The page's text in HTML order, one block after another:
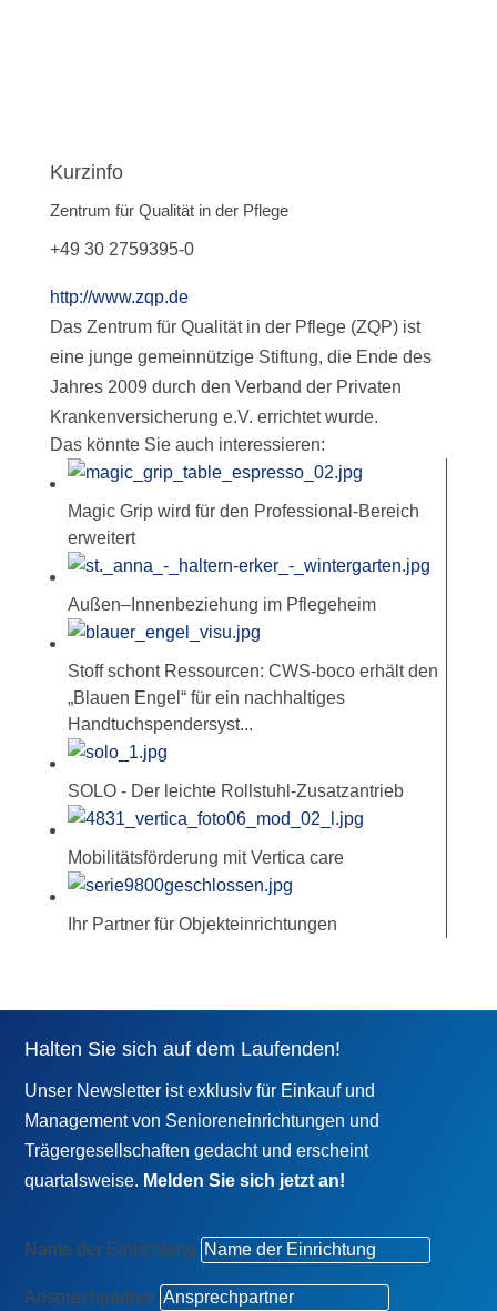
Kurzinfo
Zentrum für Qualität in der Pflege
+49 30 2759395-0
http://www.zqp.de
Das Zentrum für Qualität in der Pflege (ZQP) ist
eine junge gemeinnützige Stiftung, die Ende des
Jahres 2009 durch den Verband der Privaten
Krankenversicherung e.V. errichtet wurde.
Das könnte Sie auch interessieren:
Magic Grip wird für den Professional-Bereich
erweitert
Außen–Innenbeziehung im Pflegeheim
Stoff schont Ressourcen: CWS-boco erhält den
„Blauen Engel“ für ein nachhaltiges
Handtuchspendersyst...
SOLO - Der leichte Rollstuhl-Zusatzantrieb
Mobilitätsförderung mit Vertica care
Ihr Partner für Objekteinrichtungen
Halten Sie sich auf dem Laufenden!
Unser Newsletter ist exklusiv für Einkauf und
Management von Senioreneinrichtungen und
Trägergesellschaften gedacht und erscheint
quartalsweise. Melden Sie sich jetzt an!
Name der Einrichtung
Ansprechpartner